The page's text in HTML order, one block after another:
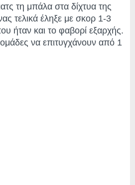
τη μπάλα στα δίχτυα της
τελικά έληξε με σκορ 1-3
ήταν και το φαβορί εξαρχής.
να επιτυγχάνουν από 1